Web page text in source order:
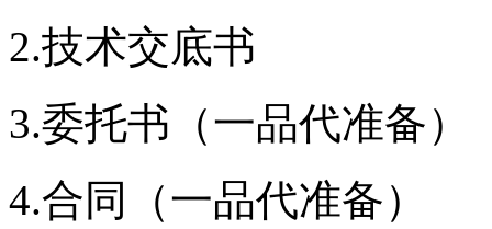
2.技术交底书
3.委托书（一品代准备）
4.合同（一品代准备）